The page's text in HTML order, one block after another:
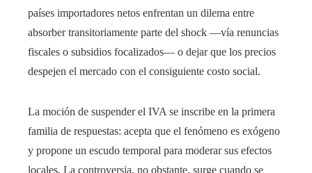
países importadores netos enfrentan un dilema entre
absorber transitoriamente parte del shock —vía renuncias
fiscales o subsidios focalizados— o dejar que los precios
despejen el mercado con el consiguiente costo social.
La moción de suspender el IVA se inscribe en la primera
familia de respuestas: acepta que el fenómeno es exógeno
y propone un escudo temporal para moderar sus efectos
locales. La controversia, no obstante, surge cuando se